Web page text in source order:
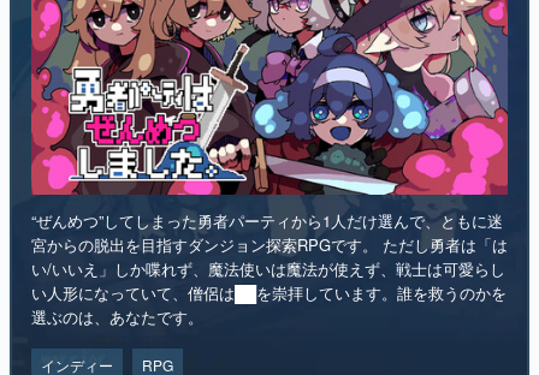
運営：株式会社マレ
“ぜんめつ”してしまった勇者パーティから1人だけ選んで、ともに迷
宮からの脱出を目指すダンジョン探索RPGです。 ただし勇者は「は
い/いいえ」しか喋れず、魔法使いは魔法が使えず、戦士は可愛らし
い人形になっていて、僧侶は██を崇拝しています。誰を救うのかを
選ぶのは、あなたです。
インディー RPG
リリース日：2026年第4四半期